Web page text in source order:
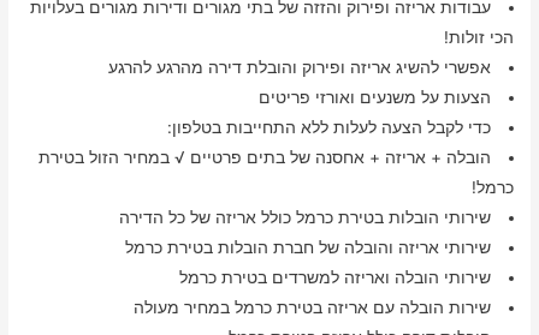
עבודות אריזה ופירוק והזזה של בתי מגורים ודירות מגורים בעלויות
הכי זולות!
אפשרי להשיג אריזה ופירוק והובלת דירה מהרגע להרגע
הצעות על משנעים ואורזי פריטים
כדי לקבל הצעה לעלות ללא התחייבות בטלפון:
הובלה + אריזה + אחסנה של בתים פרטיים √ במחיר הזול בטירת
כרמל!
שירותי הובלות בטירת כרמל כולל אריזה של כל הדירה
שירותי אריזה והובלה של חברת הובלות בטירת כרמל
שירותי הובלה ואריזה למשרדים בטירת כרמל
שירות הובלה עם אריזה בטירת כרמל במחיר מעולה